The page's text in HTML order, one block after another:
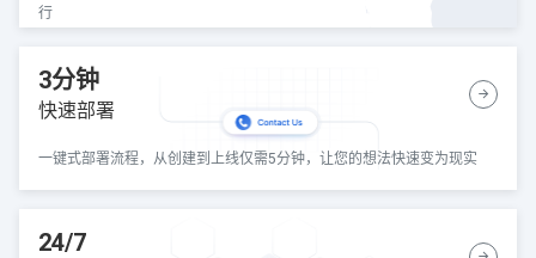
行
3分钟
快速部署
一键式部署流程，从创建到上线仅需5分钟，让您的想法快速变为现实
24/7